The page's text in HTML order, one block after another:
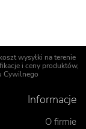
wysyłki na terenie
i ceny produktów,
Cywilnego
Informacje
O firmie